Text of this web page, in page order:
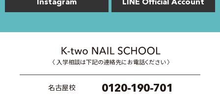
〈 入学相談は下記の連絡先にお電話ください 〉
名古屋校 0120-190-701